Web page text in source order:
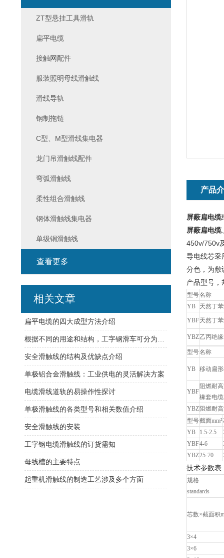
产品
屏蔽扁电缆
屏蔽扁电缆
450v/750v
导电线芯采
分色，为敷
产品型号，
型号名称
YB
天然丁
YBF天然丁
YBZ乙丙绝
型号名称
YB 移动扁
YBF
阻燃耐
橡套电缆
YBZ 阻燃耐
型号截面mm²
YB
1.5-2.5
YBF4-6
YBZ25-70
技术参数表
规格
standards
芯数×截面积
3×4
3×6
ZT型悬挂工具滑轨
扁平电缆
接触网配件
服装照明母线滑触线
滑线导轨
钢制拖链
C型、M型滑线集电器
龙门吊滑触线配件
弯弧滑触线
柔性组合滑触线
钢体滑触线集电器
单级铜滑触线
查看更多
相关文章
扁平电缆的四大成型方法介绍
安全滑触线的结构及优缺点介绍
单极铝合金滑触线：工业供电的灵活解决方案
电缆滑线道轨的易操作性探讨
单极滑触线的各类型号和相关数值介绍
安全滑触线的安装
工字钢电缆滑触线的订货需知
母线槽的主要特点
起重机滑触线的制造工艺涉及多个方面